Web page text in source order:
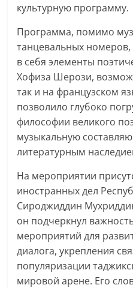
культурную программу.
Программа, помимо
танцевальных номеров,
в себя элементы
Хофиза Шерози,
так и на французском
позволило глубоко
философии великого
музыкальную
литературным
На мероприятии
иностранных дел
Сироджиддин
он подчеркнул
мероприятий для
диалога, укрепления
популяризации
мировой арене. Его